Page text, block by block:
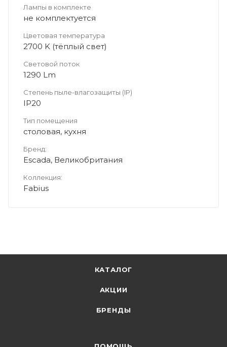
Лампы в комплекте
не комплектуется
Цветовая температура
2700 K (тёплый свет)
Световой поток
1290 Lm
Степень пыле-влагозащиты (IP)
IP20
Тип помещения
столовая, кухня
Бренд:
Escada, Великобритания
Коллекция:
Fabius
КАТАЛОГ
АКЦИИ
БРЕНДЫ